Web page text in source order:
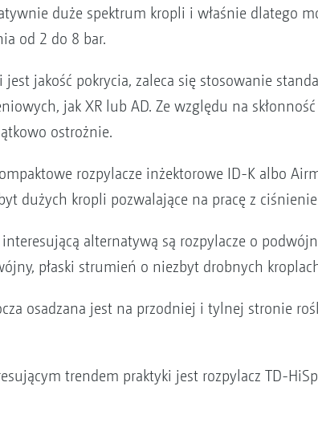
duże spektrum kropli i właśnie dlatego
od 2 do 8 bar.
jakość pokrycia, zaleca się stosowanie
jak XR lub AD. Ze względu na
ostrożnie.
rozpylacze inżektorowe ID-K albo
dużych kropli pozwalające na pracę z
alternatywą są rozpylacze o
płaski strumień o niezbyt drobnych
osadzana jest na przodniej i tylnej stronie
trendem praktyki jest rozpylacz TD-